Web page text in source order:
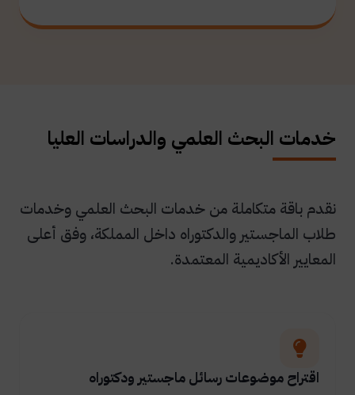
خدمات البحث العلمي والدراسات العليا
نقدم باقة متكاملة من خدمات البحث العلمي وخدمات
طلاب الماجستير والدكتوراه داخل المملكة، وفق أعلى
المعايير الأكاديمية المعتمدة.
اقتراح موضوعات رسائل ماجستير ودكتوراه